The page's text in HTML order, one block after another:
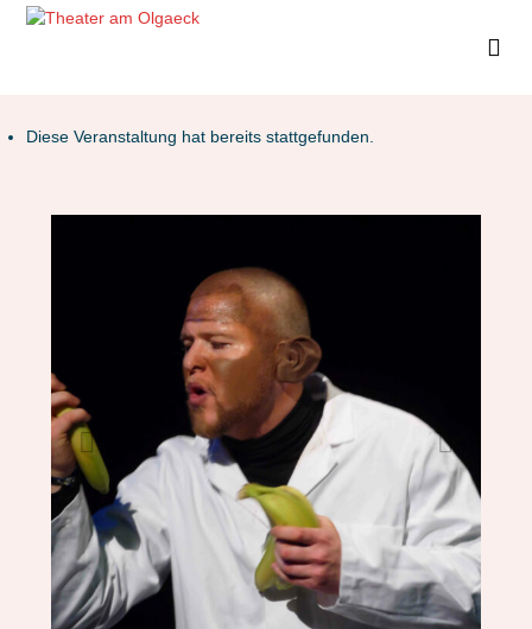
Diese Veranstaltung hat bereits stattgefunden.